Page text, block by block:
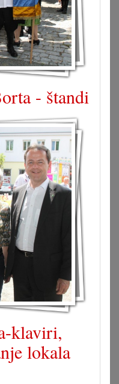
- štandi
klaviri,
lokala